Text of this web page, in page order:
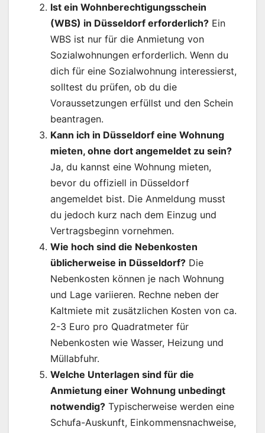
Ist ein Wohnberechtigungsschein
(WBS) in Düsseldorf erforderlich? Ein
WBS ist nur für die Anmietung von
Sozialwohnungen erforderlich. Wenn du
dich für eine Sozialwohnung interessierst,
solltest du prüfen, ob du die
Voraussetzungen erfüllst und den Schein
beantragen.
Kann ich in Düsseldorf eine Wohnung
mieten, ohne dort angemeldet zu sein?
Ja, du kannst eine Wohnung mieten,
bevor du offiziell in Düsseldorf
angemeldet bist. Die Anmeldung musst
du jedoch kurz nach dem Einzug und
Vertragsbeginn vornehmen.
Wie hoch sind die Nebenkosten
üblicherweise in Düsseldorf? Die
Nebenkosten können je nach Wohnung
und Lage variieren. Rechne neben der
Kaltmiete mit zusätzlichen Kosten von ca.
2-3 Euro pro Quadratmeter für
Nebenkosten wie Wasser, Heizung und
Müllabfuhr.
Welche Unterlagen sind für die
Anmietung einer Wohnung unbedingt
notwendig? Typischerweise werden eine
Schufa-Auskunft, Einkommensnachweise,